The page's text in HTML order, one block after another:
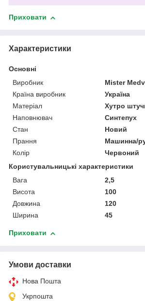
Приховати
Характеристики
Основні
Виробник
Mister
Країна виробник
Україна
Матеріал
Хутро
Наповнювач
Синтепух
Стан
Новий
Прання
Машинна/
Колір
Червоний
Користувальницькі характеристики
Вага
2,5
Висота
100
Довжина
120
Ширина
45
Приховати
Умови доставки
Нова Пошта
Укрпошта